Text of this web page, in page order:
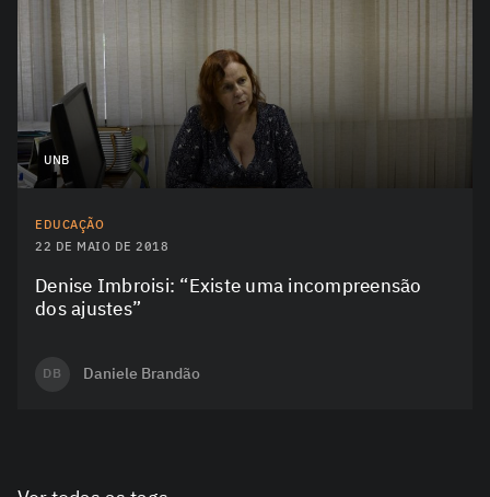
UNB
EDUCAÇÃO
22 DE MAIO DE 2018
Denise Imbroisi: “Existe uma incompreensão
dos ajustes”
DB Daniele Brandão